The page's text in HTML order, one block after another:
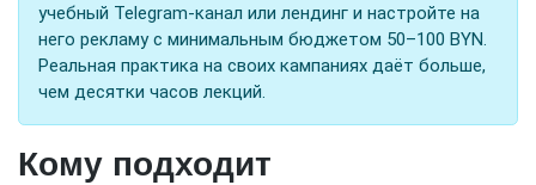
учебный Telegram-канал или лендинг и настройте на
него рекламу с минимальным бюджетом 50–100 BYN.
Реальная практика на своих кампаниях даёт больше,
чем десятки часов лекций.
Кому подходит